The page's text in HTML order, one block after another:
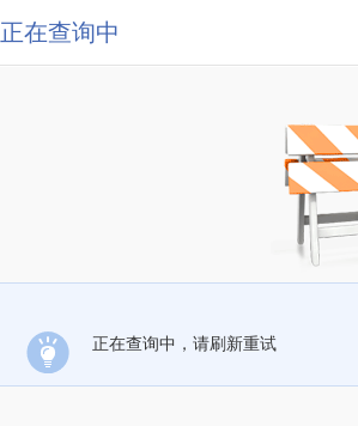
正在查询中
正在查询中，请刷新重试